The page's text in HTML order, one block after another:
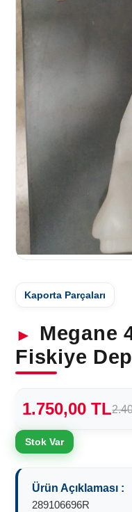
Kaporta Parçaları
Megane
Fiskiye
1.750,00 TL
Stok Var
Ürün Açıklaması :
289106696R